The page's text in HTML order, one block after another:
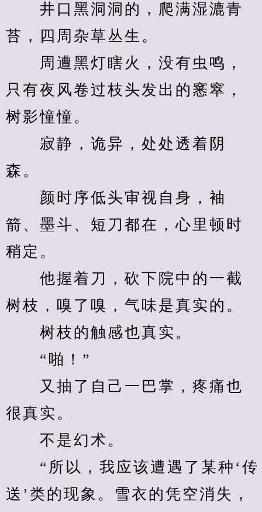
井口黑洞洞的，爬满湿漉青
苔，四周杂草丛生。
周遭黑灯瞎火，没有虫鸣，
只有夜风卷过枝头发出的窸窣，
树影憧憧。
寂静，诡异，处处透着阴
森。
颜时序低头审视自身，袖
箭、墨斗、短刀都在，心里顿时
稍定。
他握着刀，砍下院中的一截
树枝，嗅了嗅，气味是真实的。
树枝的触感也真实。
“啪！”
又抽了自己一巴掌，疼痛也
很真实。
不是幻术。
“所以，我应该遭遇了某种‘传
送’类的现象。雪衣的凭空消失，